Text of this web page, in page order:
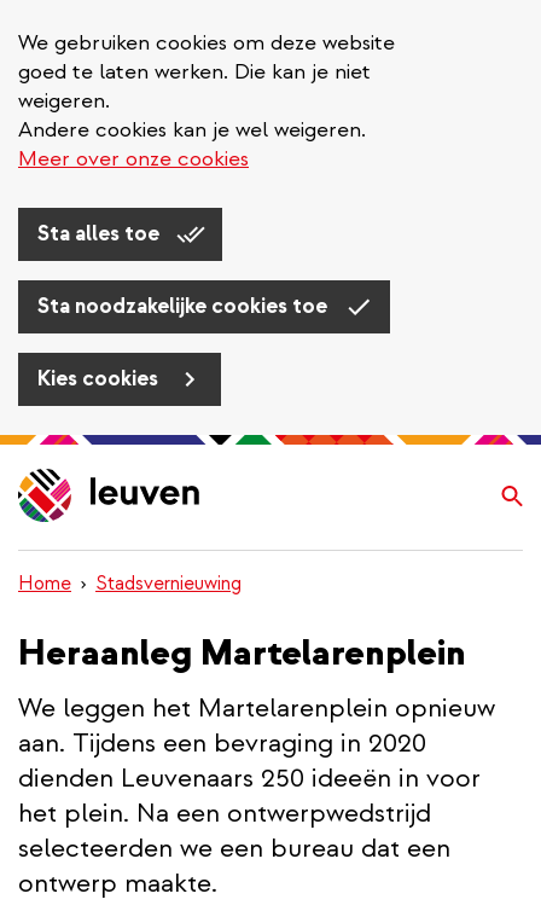
We gebruiken cookies om deze website
goed te laten werken. Die kan je niet
weigeren.
Andere cookies kan je wel weigeren.
Meer over onze cookies
Sta alles toe
Sta noodzakelijke cookies toe
Kies cookies
Overslaan
en
naar
inhoud
gaan
Home Stadsvernieuwing
Heraanleg Martelarenplein
We leggen het Martelarenplein opnieuw
aan. Tijdens een bevraging in 2020
dienden Leuvenaars 250 ideeën in voor
het plein. Na een ontwerpwedstrijd
selecteerden we een bureau dat een
ontwerp maakte.